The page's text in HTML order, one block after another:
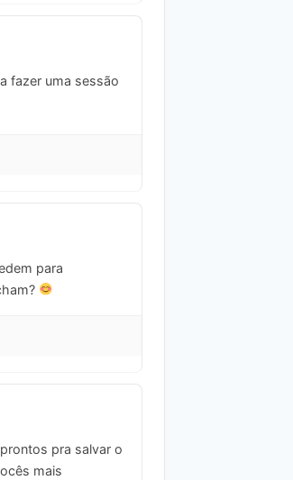
fazer uma sessão
para
pra salvar o
mais